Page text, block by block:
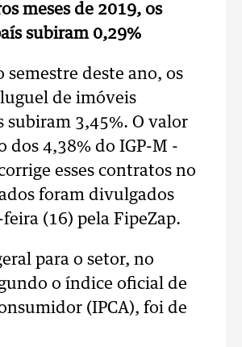
meses de 2019, os
subiram 0,29%
semestre deste ano, os
de imóveis
subiram 3,45%. O valor
dos 4,38% do IGP-M -
esses contratos no
foram divulgados
(16) pela FipeZap.
para o setor, no
o índice oficial de
(IPCA), foi de